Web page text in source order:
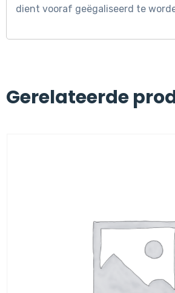
dient vooraf geëgaliseerd te
Gerelateerde